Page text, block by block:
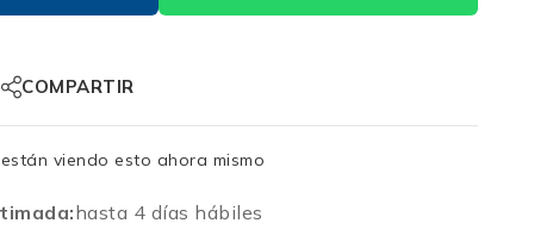
COMPARTIR
viendo esto ahora mismo
hasta 4 días hábiles